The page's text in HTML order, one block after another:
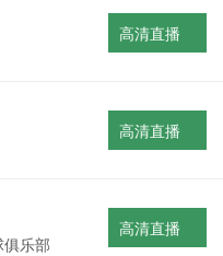
高清直播
高清直播
乐部
高清直播